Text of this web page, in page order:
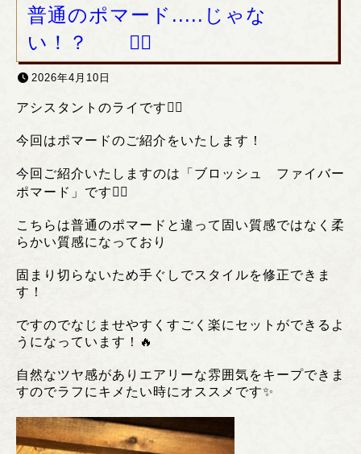
普通のポマード.....じゃな
い！？ ❤️‍🔥
2026年4月10日
アシスタントのライです❤️‍🔥
今回はポマードのご紹介をいたします！
今回ご紹介いたしますのは「ブロッシュ ファイバー
ポマード」です❤️‍🔥
こちらは普通のポマードと違って固い質感ではなく柔
らかい質感になっており
固まり切らないため手ぐしでスタイルを修正できま
す！
ですのでなじませやすくすごく楽にセットができるよ
うになっています！🔥
自然なツヤ感がありエアリーな雰囲気をキープできま
すのでラフにキメたい時にオススメです✨